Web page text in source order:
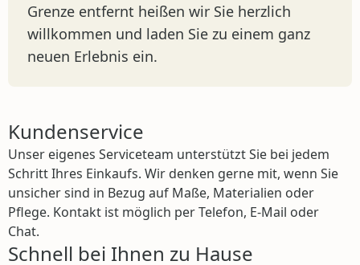
Grenze entfernt heißen wir Sie herzlich
willkommen und laden Sie zu einem ganz
neuen Erlebnis ein.
Kundenservice
Unser eigenes Serviceteam unterstützt Sie bei jedem
Schritt Ihres Einkaufs. Wir denken gerne mit, wenn Sie
unsicher sind in Bezug auf Maße, Materialien oder
Pflege. Kontakt ist möglich per Telefon, E-Mail oder
Chat.
Schnell bei Ihnen zu Hause